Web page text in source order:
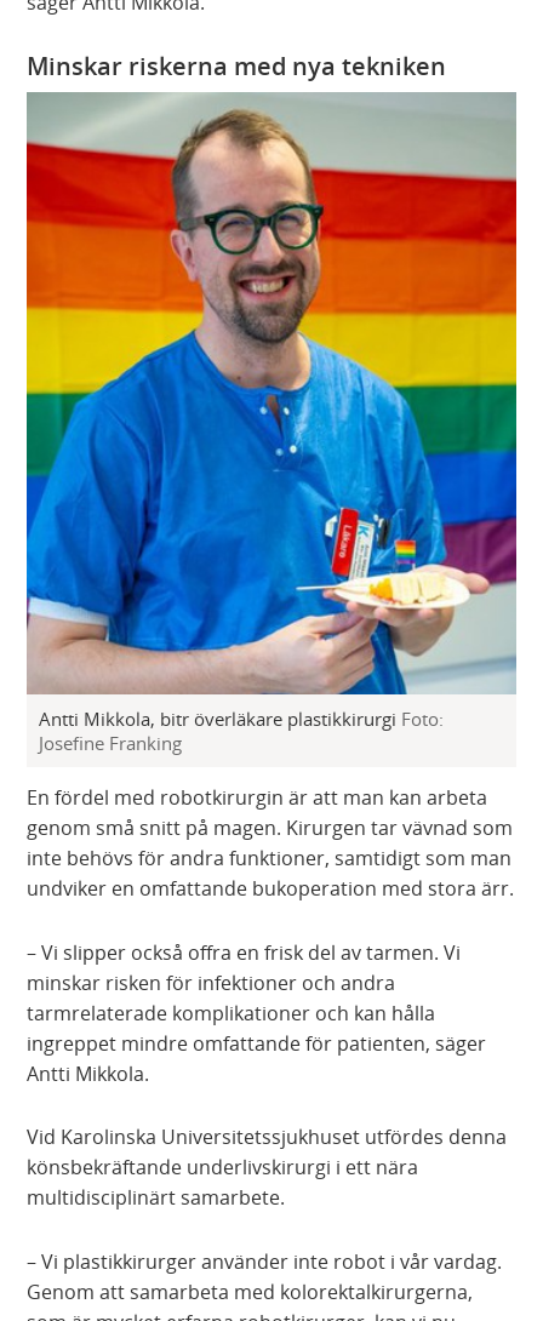
Minskar riskerna med nya tekniken
Antti Mikkola, bitr överläkare plastikkirurgi Foto:
Josefine Franking
En fördel med robotkirurgin är att man kan arbeta
genom små snitt på magen. Kirurgen tar vävnad som
inte behövs för andra funktioner, samtidigt som man
undviker en omfattande bukoperation med stora ärr.
– Vi slipper också offra en frisk del av tarmen. Vi
minskar risken för infektioner och andra
tarmrelaterade komplikationer och kan hålla
ingreppet mindre omfattande för patienten, säger
Antti Mikkola.
Vid Karolinska Universitetssjukhuset utfördes denna
könsbekräftande underlivskirurgi i ett nära
multidisciplinärt samarbete.
– Vi plastikkirurger använder inte robot i vår vardag.
Genom att samarbeta med kolorektalkirurgerna,